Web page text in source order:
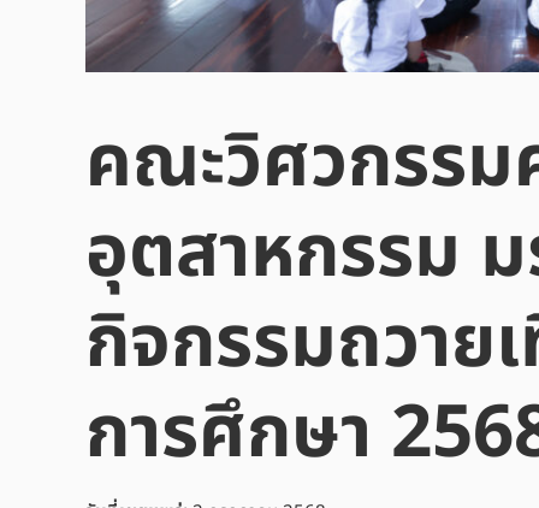
คณะวิศวกรรม
อุตสาหกรรม
กิจกรรมถวาย
การศึกษา